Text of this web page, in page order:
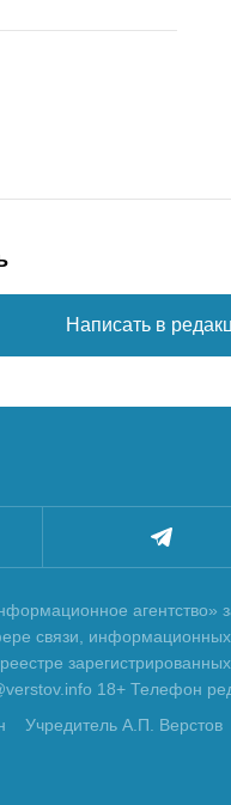
Написать в
агентство»
связи,
реестре
18+ Телефон
Учредитель А.П. Верстов